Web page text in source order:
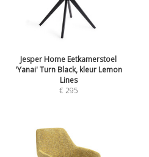
Jesper Home Eetkamerstoel
'Yanai' Turn Black, kleur Lemon
Lines
€295